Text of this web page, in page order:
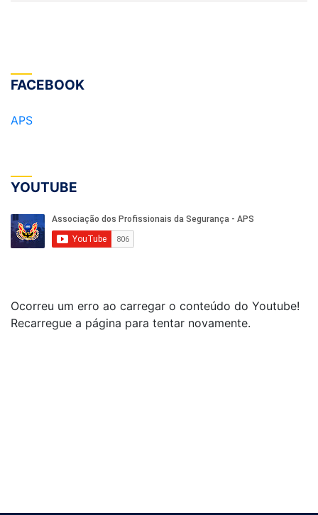
FACEBOOK
APS
YOUTUBE
Ocorreu um erro ao carregar o conteúdo do Youtube!
Recarregue a página para tentar novamente.